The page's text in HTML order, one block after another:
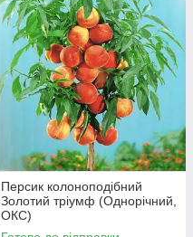
Персик колоноподібний
Золотий тріумф (Однорічний,
ОКС)